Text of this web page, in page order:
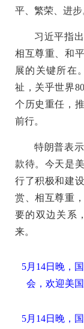
平、繁荣、进步
习近平指
相互尊重、和
展的关键所在
祉，关乎世界
个历史重任，
前行。
特朗普表
款待。今天是
行了积极和建
赏、相互尊重
要的双边关系
来。
5月14日晚，
会，欢迎美
5月14日晚，